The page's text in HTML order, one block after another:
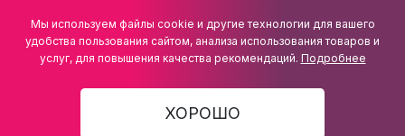
Мы используем файлы cookie и другие технологии для вашего
удобства пользования сайтом, анализа использования товаров и
услуг, для повышения качества рекомендаций. Подробнее
ХОРОШО
E-mail: info@vsemkarniz.ru